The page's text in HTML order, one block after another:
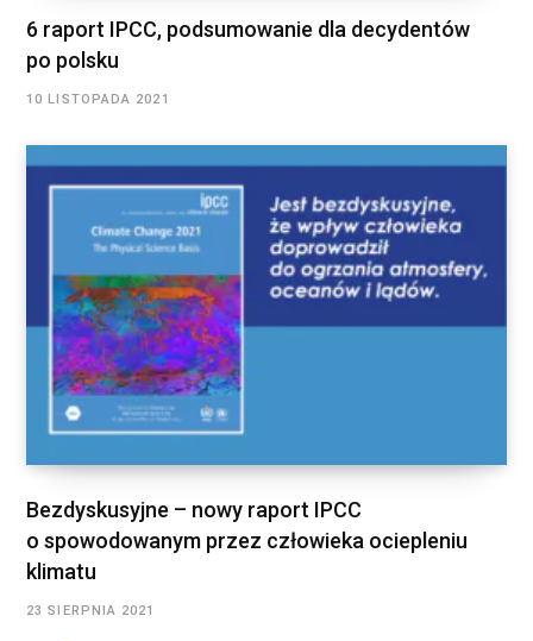
6 raport IPCC, podsumowanie dla decydentów
po polsku
10 LISTOPADA 2021
Bezdyskusyjne – nowy raport IPCC
o spowodowanym przez człowieka ociepleniu
klimatu
23 SIERPNIA 2021